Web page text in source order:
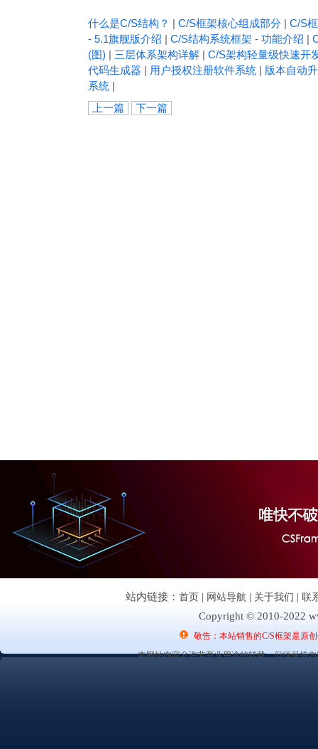
什么是C/S结构？ | C/S框架核心组成部分 | C/S
- 5.1旗舰版介绍 | C/S结构系统框架 - 功能介绍 |
(图) | 三层体系架构详解 | C/S架构轻量级快速开
代码生成器 | 用户授权注册软件系统 | 版本自动
系统 |
上一篇
下一篇
站内链接： 首页 | 网站导航 | 关于我们 | 联
Copyright © 2010-2022
敬告：本站销售的C/S框架是原
本网站内容允许非商业用途的转载，但须保持